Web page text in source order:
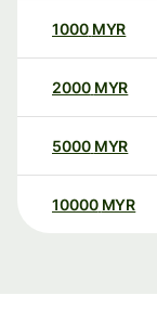
1000 MYR
2000 MYR
5000 MYR
10000 MYR